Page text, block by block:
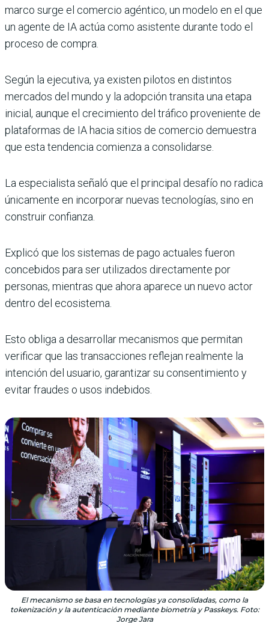
marco surge el comercio agéntico, un modelo en el que
un agente de IA actúa como asistente durante todo el
proceso de compra.
Según la ejecutiva, ya existen pilotos en distintos
mercados del mundo y la adopción transita una etapa
inicial, aunque el crecimiento del tráfico proveniente de
plataformas de IA hacia sitios de comercio demuestra
que esta tendencia comienza a consolidarse.
La especialista señaló que el principal desafío no radica
únicamente en incorporar nuevas tecnologías, sino en
construir confianza.
Explicó que los sistemas de pago actuales fueron
concebidos para ser utilizados directamente por
personas, mientras que ahora aparece un nuevo actor
dentro del ecosistema.
Esto obliga a desarrollar mecanismos que permitan
verificar que las transacciones reflejan realmente la
intención del usuario, garantizar su consentimiento y
evitar fraudes o usos indebidos.
El mecanismo se basa en tecnologías ya consolidadas, como la
tokenización y la autenticación mediante biometría y Passkeys. Foto:
Jorge Jara